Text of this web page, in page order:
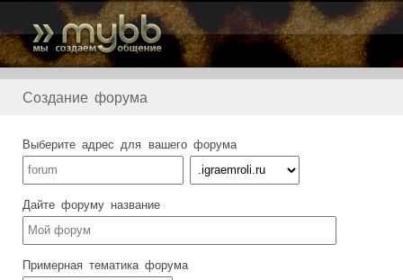
Создание форума
Выберите адрес для вашего форума
Дайте форуму название
Примерная тематика форума